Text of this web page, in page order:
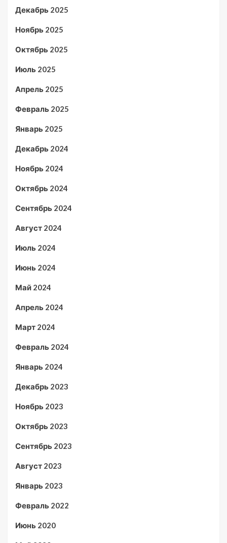
Декабрь 2025
Ноябрь 2025
Октябрь 2025
Июль 2025
Апрель 2025
Февраль 2025
Январь 2025
Декабрь 2024
Ноябрь 2024
Октябрь 2024
Сентябрь 2024
Август 2024
Июль 2024
Июнь 2024
Май 2024
Апрель 2024
Март 2024
Февраль 2024
Январь 2024
Декабрь 2023
Ноябрь 2023
Октябрь 2023
Сентябрь 2023
Август 2023
Январь 2023
Февраль 2022
Июнь 2020